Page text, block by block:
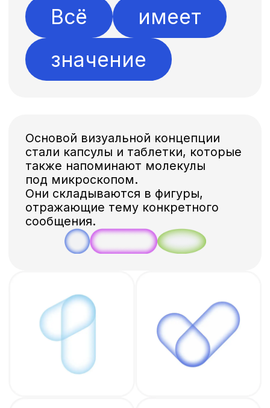
[ ПРИВЛЕЧЕНИЕ СТУДЕНТОВ
К УЧАСТИЮ В КЕЙС-
[ РАЗРАБОТКА ЦЕННОСТЕЙ